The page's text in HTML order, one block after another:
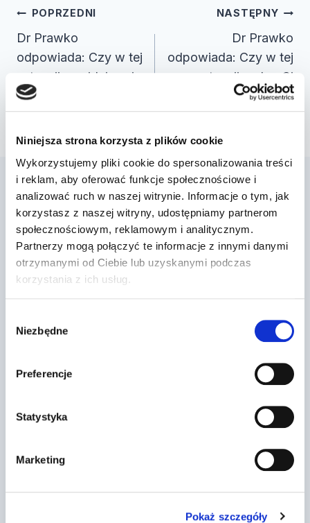
Niniejsza strona korzysta z plików cookie
Wykorzystujemy pliki cookie do spersonalizowania treści
i reklam, aby oferować funkcje społecznościowe i
analizować ruch w naszej witrynie. Informacje o tym, jak
korzystasz z naszej witryny, udostępniamy partnerom
społecznościowym, reklamowym i analitycznym.
Partnerzy mogą połączyć te informacje z innymi danymi
otrzymanymi od Ciebie lub uzyskanymi podczas
korzystania z ich usług.
zgody
Niezbędne
Preferencje
Statystyka
Marketing
Pokaż szczegóły
Nawigacja
wpisu
POPRZEDNI
Dr Prawko
odpowiada: Czy w tej
sytuacji, znajdując się
w strefie ruchu,…
NASTĘPNY
Dr Prawko
odpowiada: Czy w tej
sytuacji wolno Ci
zrezygnować z
obserwac…
Podobne wpisy
Dr Prawko odpowiada: Czy w tej
sytuacji masz obowiązek zachować
Przez